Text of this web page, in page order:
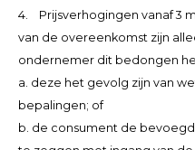
4. Prijsverhogingen vanaf 3
van de overeenkomst zijn
ondernemer dit bedongen
a. deze het gevolg zijn van
bepalingen; of
b. de consument de